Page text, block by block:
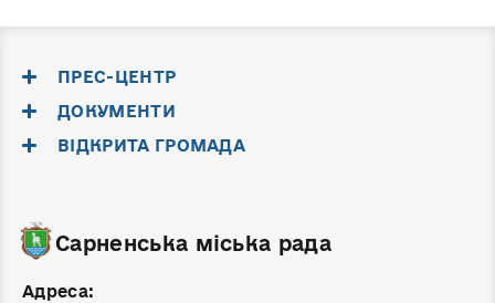
ПРЕС-ЦЕНТР
ДОКУМЕНТИ
ВІДКРИТА ГРОМАДА
Сарненська міська рада
Адреса: